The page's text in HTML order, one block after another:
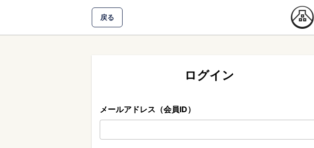
戻る
ログイン
メールアドレス（会員ID）